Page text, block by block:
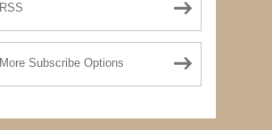
RSS
More Subscribe Options